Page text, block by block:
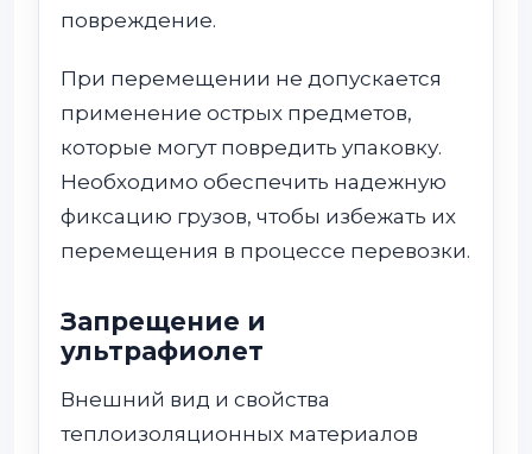
повреждение.
При перемещении не допускается
применение острых предметов,
которые могут повредить упаковку.
Необходимо обеспечить надежную
фиксацию грузов, чтобы избежать их
перемещения в процессе перевозки.
Запрещение и
ультрафиолет
Внешний вид и свойства
теплоизоляционных материалов